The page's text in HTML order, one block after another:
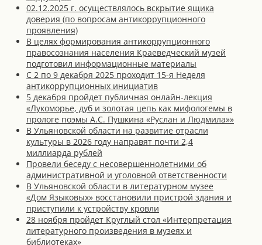
02.12.2025 г. осуществлялось вскрытие ящика
доверия (по вопросам антикоррупционного
проявления)
В целях формирования антикоррупционного
правосознания населения Краеведческий музей
подготовил информационные материалы
С 2 по 9 декабря 2025 проходит 15-я Неделя
антикоррупционных инициатив
5 декабря пройдет публичная онлайн-лекция
«Лукоморье, дуб и золотая цепь как мифологемы в
прологе поэмы А.С. Пушкина «Руслан и Людмила»»
В Ульяновской области на развитие отрасли
культуры в 2026 году направят почти 2,4
миллиарда рублей
Провели беседу с несовершеннолетними об
административной и уголовной ответственности
В Ульяновской области в литературном музее
«Дом Языковых» восстановили пристрой здания и
приступили к устройству кровли
28 ноября пройдет Круглый стол «Интерпретация
литературного произведения в музеях и
библиотеках»